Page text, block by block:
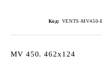
Код: VENTS-MV450-
MV 450. 462x124